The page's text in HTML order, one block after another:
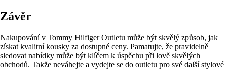
Závěr
Nakupování v Tommy Hilfiger Outletu může být skvělý způsob, jak
získat kvalitní kousky za dostupné ceny. Pamatujte, že pravidelně
sledovat nabídky může být klíčem k úspěchu při lově skvělých
obchodů. Takže neváhejte a vydejte se do outletu pro své další stylové